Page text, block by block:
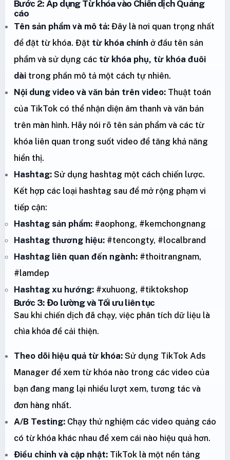
Bước 2: Áp dụng Từ khóa vào Chiến dịch Quảng
cáo
Tên sản phẩm và mô tả: Đây là nơi quan trọng nhất
để đặt từ khóa. Đặt từ khóa chính ở đầu tên sản
phẩm và sử dụng các từ khóa phụ, từ khóa đuôi
dài trong phần mô tả một cách tự nhiên.
Nội dung video và văn bản trên video: Thuật toán
của TikTok có thể nhận diện âm thanh và văn bản
trên màn hình. Hãy nói rõ tên sản phẩm và các từ
khóa liên quan trong suốt video để tăng khả năng
hiển thị.
Hashtag: Sử dụng hashtag một cách chiến lược.
Kết hợp các loại hashtag sau để mở rộng phạm vi
tiếp cận:
Hashtag sản phẩm: #aophong, #kemchongnang
Hashtag thương hiệu: #tencongty, #localbrand
Hashtag liên quan đến ngành: #thoitrangnam,
#lamdep
Hashtag xu hướng: #xuhuong, #tiktokshop
Bước 3: Đo lường và Tối ưu liên tục
Sau khi chiến dịch đã chạy, việc phân tích dữ liệu là
chìa khóa để cải thiện.
Theo dõi hiệu quả từ khóa: Sử dụng TikTok Ads
Manager để xem từ khóa nào trong các video của
bạn đang mang lại nhiều lượt xem, tương tác và
đơn hàng nhất.
A/B Testing: Chạy thử nghiệm các video quảng cáo
có từ khóa khác nhau để xem cái nào hiệu quả hơn.
Điều chỉnh và cập nhật: TikTok là một nền tảng